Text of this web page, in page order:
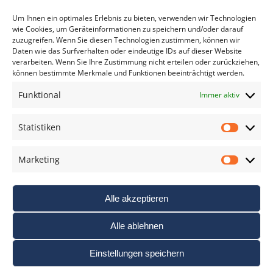
Um Ihnen ein optimales Erlebnis zu bieten, verwenden wir Technologien
wie Cookies, um Geräteinformationen zu speichern und/oder darauf
zuzugreifen. Wenn Sie diesen Technologien zustimmen, können wir
Daten wie das Surfverhalten oder eindeutige IDs auf dieser Website
verarbeiten. Wenn Sie Ihre Zustimmung nicht erteilen oder zurückziehen,
können bestimmte Merkmale und Funktionen beeinträchtigt werden.
Funktional Immer aktiv
Statistiken
Marketing
Alle akzeptieren
Alle ablehnen
Einstellungen speichern
*